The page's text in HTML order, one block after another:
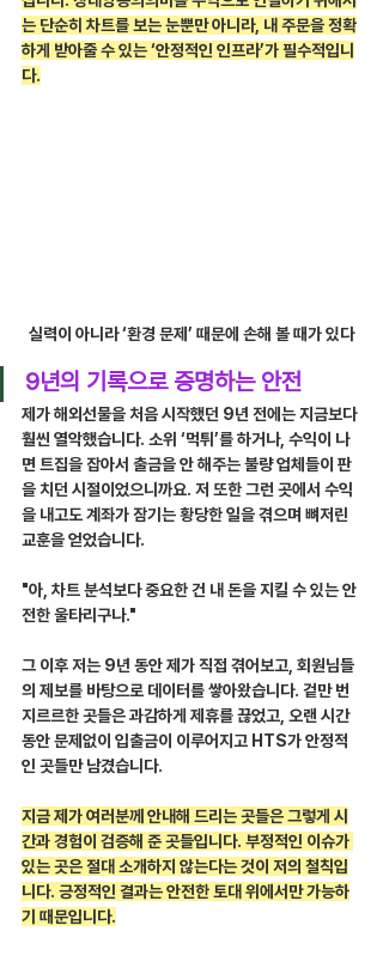
는 단순히 차트를 보는 눈뿐만 아니라, 내 주문을 정확
하게 받아줄 수 있는 ‘안정적인 인프라’가 필수적입니
다.
실력이 아니라 ‘환경 문제’ 때문에 손해 볼 때가 있다
9년의 기록으로 증명하는 안전
제가 해외선물을 처음 시작했던 9년 전에는 지금보다
훨씬 열악했습니다. 소위 ‘먹튀’를 하거나, 수익이 나
면 트집을 잡아서 출금을 안 해주는 불량 업체들이 판
을 치던 시절이었으니까요. 저 또한 그런 곳에서 수익
을 내고도 계좌가 잠기는 황당한 일을 겪으며 뼈저린
교훈을 얻었습니다.
"아, 차트 분석보다 중요한 건 내 돈을 지킬 수 있는 안
전한 울타리구나."
그 이후 저는 9년 동안 제가 직접 겪어보고, 회원님들
의 제보를 바탕으로 데이터를 쌓아왔습니다. 겉만 번
지르르한 곳들은 과감하게 제휴를 끊었고, 오랜 시간
동안 문제없이 입출금이 이루어지고 HTS가 안정적
인 곳들만 남겼습니다.
지금 제가 여러분께 안내해 드리는 곳들은 그렇게 시
간과 경험이 검증해 준 곳들입니다. 부정적인 이슈가
있는 곳은 절대 소개하지 않는다는 것이 저의 철칙입
니다. 긍정적인 결과는 안전한 토대 위에서만 가능하
기 때문입니다.